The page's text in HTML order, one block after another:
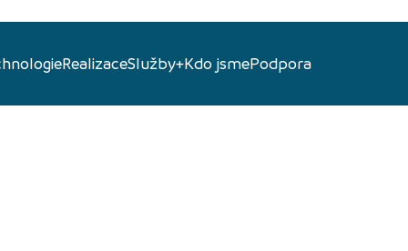
RealizaceSlužby+Kdo jsmePodpora